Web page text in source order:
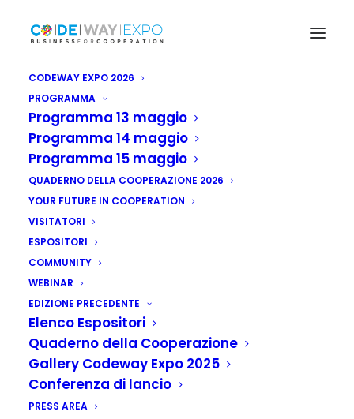
CODEWAY EXPO 2026
PROGRAMMA
Programma 13 maggio
Programma 14 maggio
Programma 15 maggio
QUADERNO DELLA COOPERAZIONE 2026
YOUR FUTURE IN COOPERATION
VISITATORI
ESPOSITORI
COMMUNITY
WEBINAR
EDIZIONE PRECEDENTE
Elenco Espositori
Quaderno della Cooperazione
Gallery Codeway Expo 2025
Conferenza di lancio
PRESS AREA